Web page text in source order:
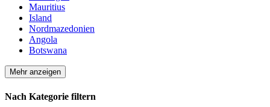
Mauritius
Island
Nordmazedonien
Angola
Botswana
Mehr anzeigen
Nach Kategorie filtern